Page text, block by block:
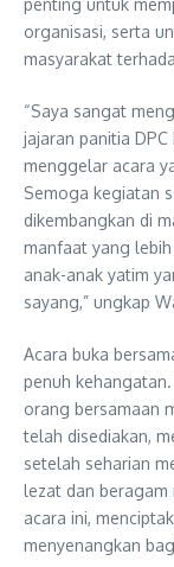
penting untuk
organisasi, serta
masyarakat
“Saya sangat
jajaran panitia
menggelar acara
Semoga kegiatan
dikembangkan di
manfaat yang
anak-anak yatim
sayang,” ungkap
Acara buka
penuh
orang bersamaan
telah disediakan,
setelah seharian
lezat dan beragam
acara ini,
menyenangkan